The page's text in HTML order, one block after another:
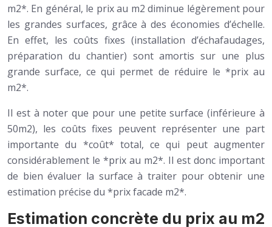
m2*. En général, le prix au m2 diminue légèrement pour
les grandes surfaces, grâce à des économies d’échelle.
En effet, les coûts fixes (installation d’échafaudages,
préparation du chantier) sont amortis sur une plus
grande surface, ce qui permet de réduire le *prix au
m2*.
Il est à noter que pour une petite surface (inférieure à
50m2), les coûts fixes peuvent représenter une part
importante du *coût* total, ce qui peut augmenter
considérablement le *prix au m2*. Il est donc important
de bien évaluer la surface à traiter pour obtenir une
estimation précise du *prix facade m2*.
Estimation concrète du prix au m2